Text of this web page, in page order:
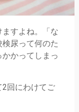
すよね。「な
尿って何のた
かってしまっ
回にわけてご